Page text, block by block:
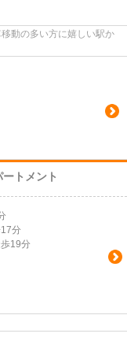
動の多い方に嬉しい駅か
トメント
17分
歩19分